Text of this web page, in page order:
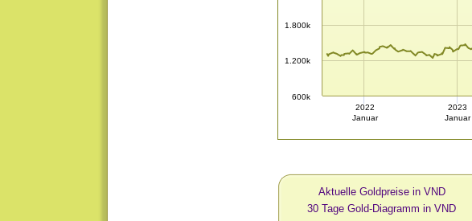
600k
1.200k
1.800k
2022
Januar
2023
Januar
Aktuelle Goldpreise in VND
30 Tage Gold-Diagramm in VND